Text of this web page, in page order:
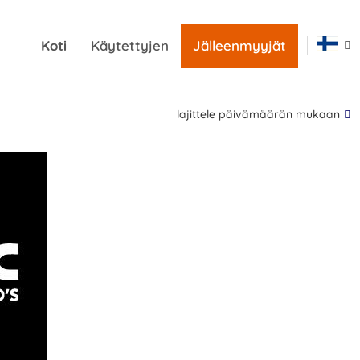
Koti Käytettyjen Jälleenmyyjät
lajittele päivämäärän mukaan